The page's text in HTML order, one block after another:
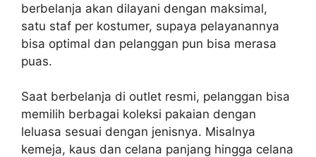
berbelanja akan dilayani dengan maksimal,
satu staf per kostumer, supaya pelayanannya
bisa optimal dan pelanggan pun bisa merasa
puas.
Saat berbelanja di outlet resmi, pelanggan bisa
memilih berbagai koleksi pakaian dengan
leluasa sesuai dengan jenisnya. Misalnya
kemeja, kaus dan celana panjang hingga celana